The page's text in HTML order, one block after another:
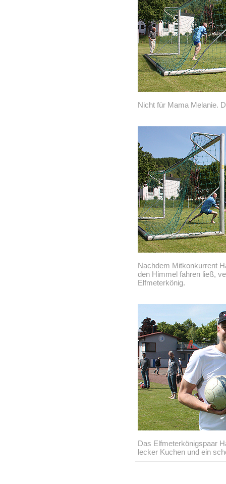
Nicht für Mama Melanie.
Nachdem Mitkonkurrent
den Himmel fahren ließ,
Elfmeterkönig.
Das Elfmeterkönigspaar
lecker Kuchen und ein